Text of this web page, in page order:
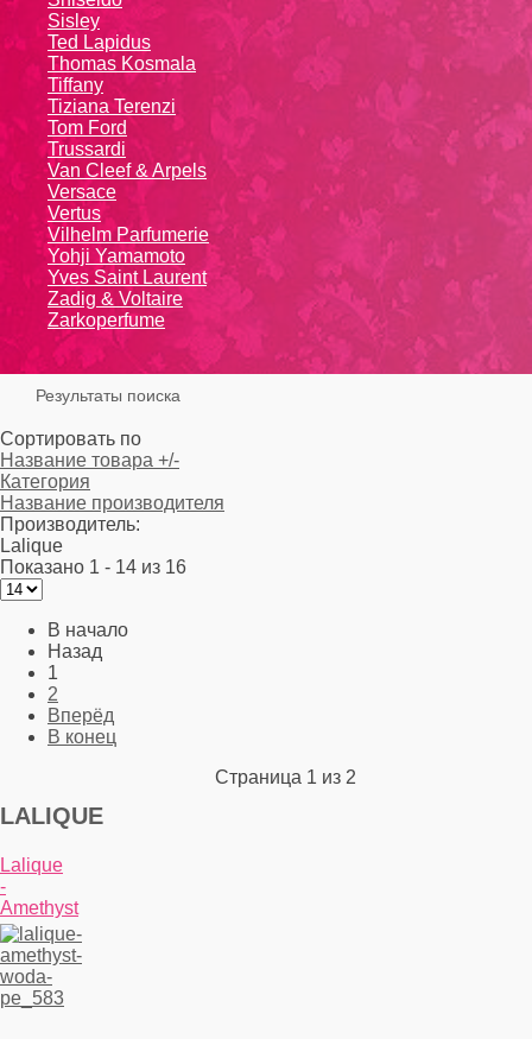
Sisley
Ted Lapidus
Thomas Kosmala
Tiffany
Tiziana Terenzi
Tom Ford
Trussardi
Van Cleef & Arpels
Versace
Vertus
Vilhelm Parfumerie
Yohji Yamamoto
Yvеs Sаint Lаurеnt
Zadig & Voltaire
Zarkoperfume
Результаты поиска
Сортировать по
Название товара +/-
Категория
Название производителя
Производитель:
Lalique
Показано 1 - 14 из 16
В начало
Назад
1
2
Вперёд
В конец
Страница 1 из 2
LALIQUE
Lalique
-
Amethyst